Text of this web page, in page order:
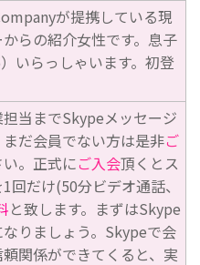
が提携している現
らの紹介女性です。息子
いらっしゃいます。初登
当までSkypeメッセージ
だ会員でない方は是非ご
。正式にご入会頂くとス
回だけ(50分ビデオ通話、
と致します。まずはSkype
りましょう。Skypeで会
関係ができてくると、実